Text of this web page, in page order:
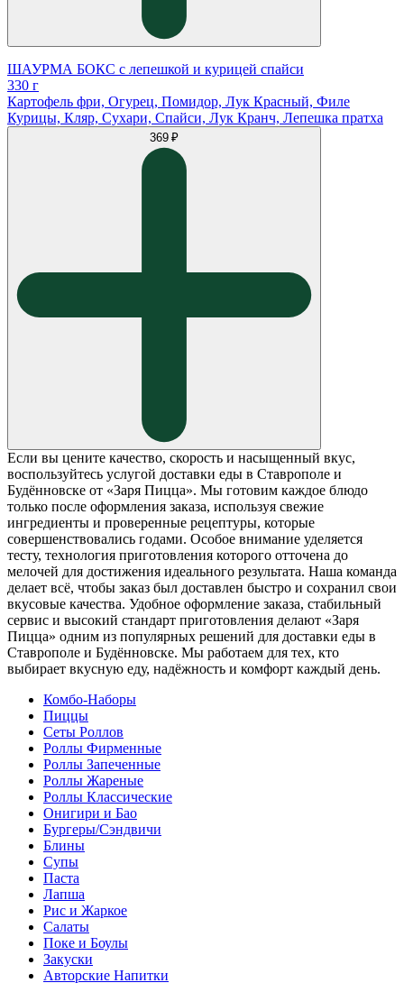
ШАУРМА БОКС с лепешкой и курицей спайси
330 г
Картофель фри, Огурец, Помидор, Лук Красный, Филе
Курицы, Кляр, Сухари, Спайси, Лук Кранч, Лепешка пратха
369 ₽
Если вы цените качество, скорость и насыщенный вкус,
воспользуйтесь услугой доставки еды в Ставрополе и
Будённовске от «Заря Пицца». Мы готовим каждое блюдо
только после оформления заказа, используя свежие
ингредиенты и проверенные рецептуры, которые
совершенствовались годами. Особое внимание уделяется
тесту, технология приготовления которого отточена до
мелочей для достижения идеального результата. Наша команда
делает всё, чтобы заказ был доставлен быстро и сохранил свои
вкусовые качества. Удобное оформление заказа, стабильный
сервис и высокий стандарт приготовления делают «Заря
Пицца» одним из популярных решений для доставки еды в
Ставрополе и Будённовске. Мы работаем для тех, кто
выбирает вкусную еду, надёжность и комфорт каждый день.
Комбо-Наборы
Пиццы
Сеты Роллов
Роллы Фирменные
Роллы Запеченные
Роллы Жареные
Роллы Классические
Онигири и Бао
Бургеры/Сэндвичи
Блины
Супы
Паста
Лапша
Рис и Жаркое
Салаты
Поке и Боулы
Закуски
Авторские Напитки